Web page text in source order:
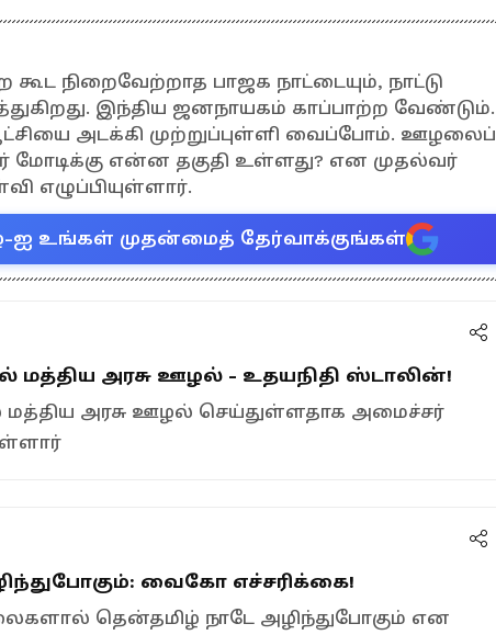
நிறைவேற்றாத பாஜக நாட்டையும், நாட்டு
இந்திய ஜனநாயகம் காப்பாற்ற வேண்டும்.
அடக்கி முற்றுப்புள்ளி வைப்போம். ஊழலைப்
மோடிக்கு என்ன தகுதி உள்ளது? என முதல்வர்
எழுப்பியுள்ளார்.
ஐ உங்கள் முதன்மைத் தேர்வாக்குங்கள்
மத்திய அரசு ஊழல் - உதயநிதி ஸ்டாலின்!
மத்திய அரசு ஊழல் செய்துள்ளதாக அமைச்சர்
வைகோ எச்சரிக்கை!
தென்தமிழ் நாடே அழிந்துபோகும் என